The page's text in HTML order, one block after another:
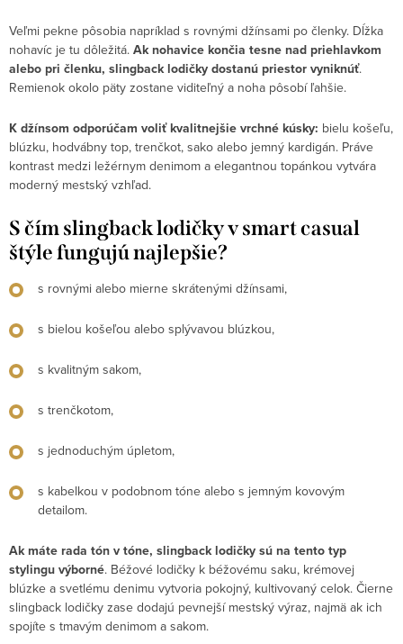
Veľmi pekne pôsobia napríklad s rovnými džínsami po členky. Dĺžka
nohavíc je tu dôležitá. Ak nohavice končia tesne nad priehlavkom
alebo pri členku, slingback lodičky dostanú priestor vyniknúť.
Remienok okolo päty zostane viditeľný a noha pôsobí ľahšie.
K džínsom odporúčam voliť kvalitnejšie vrchné kúsky: bielu košeľu,
blúzku, hodvábny top, trenčkot, sako alebo jemný kardigán. Práve
kontrast medzi ležérnym denimom a elegantnou topánkou vytvára
moderný mestský vzhľad.
S čím slingback lodičky v smart casual
štýle fungujú najlepšie?
s rovnými alebo mierne skrátenými džínsami,
s bielou košeľou alebo splývavou blúzkou,
s kvalitným sakom,
s trenčkotom,
s jednoduchým úpletom,
s kabelkou v podobnom tóne alebo s jemným kovovým
detailom.
Ak máte rada tón v tóne, slingback lodičky sú na tento typ
stylingu výborné. Béžové lodičky k béžovému saku, krémovej
blúzke a svetlému denimu vytvoria pokojný, kultivovaný celok. Čierne
slingback lodičky zase dodajú pevnejší mestský výraz, najmä ak ich
spojíte s tmavým denimom a sakom.